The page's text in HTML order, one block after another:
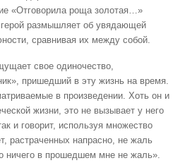
«Отговорила роща золотая…»
размышляет об увядающей
сравнивая их между собой.
свое одиночество,
пришедший в эту жизнь на время.
в произведении. Хоть он и
жизни, это не вызывает у него
и говорит, используя множество
растраченных напрасно, не жаль
ничего в прошедшем мне не жаль».